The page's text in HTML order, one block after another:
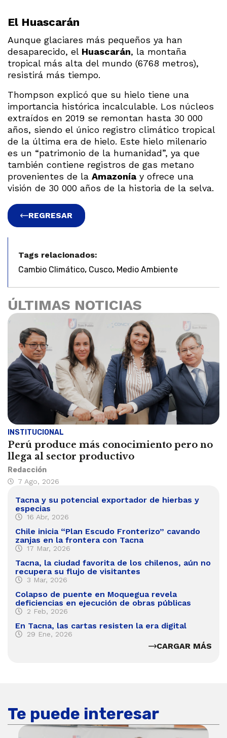
El Huascarán
Aunque glaciares más pequeños ya han
desaparecido, el Huascarán, la montaña
tropical más alta del mundo (6768 metros),
resistirá más tiempo.
Thompson explicó que su hielo tiene una
importancia histórica incalculable. Los núcleos
extraídos en 2019 se remontan hasta 30 000
años, siendo el único registro climático tropical
de la última era de hielo. Este hielo milenario
es un “patrimonio de la humanidad”, ya que
también contiene registros de gas metano
provenientes de la Amazonía y ofrece una
visión de 30 000 años de la historia de la selva.
REGRESAR
Tags relacionados:
Cambio Climático, Cusco, Medio Ambiente
ÚLTIMAS NOTICIAS
INSTITUCIONAL
Perú produce más conocimiento pero no
llega al sector productivo
Redacción
7 Ago, 2026
Tacna y su potencial exportador de hierbas y
especias
16 Abr, 2026
Chile inicia “Plan Escudo Fronterizo” cavando
zanjas en la frontera con Tacna
17 Mar, 2026
Tacna, la ciudad favorita de los chilenos, aún no
recupera su flujo de visitantes
3 Mar, 2026
Colapso de puente en Moquegua revela
deficiencias en ejecución de obras públicas
2 Feb, 2026
En Tacna, las cartas resisten la era digital
29 Ene, 2026
CARGAR MÁS
Te puede interesar